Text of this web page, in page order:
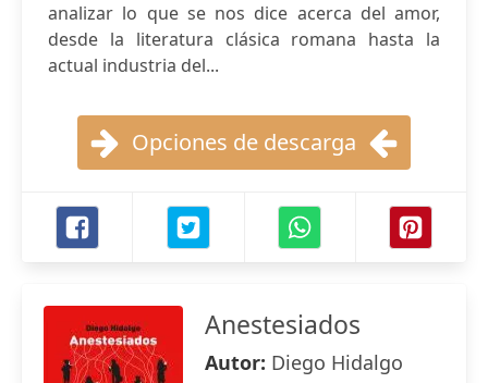
analizar lo que se nos dice acerca del amor,
desde la literatura clásica romana hasta la
actual industria del...
Opciones de descarga
Anestesiados
Autor: Diego Hidalgo